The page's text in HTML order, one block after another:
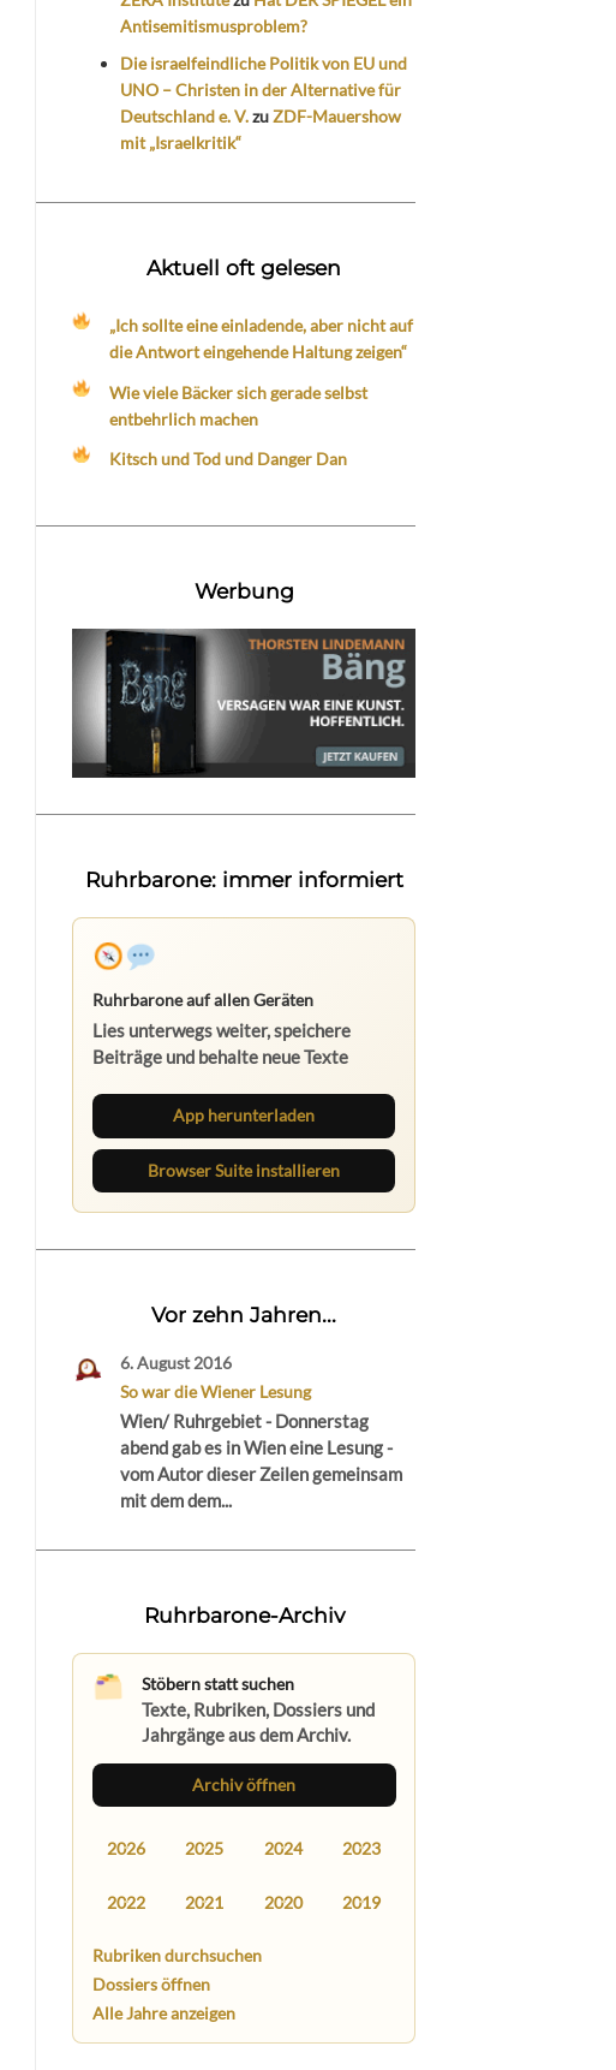
Antisemitismusproblem?
Die israelfeindliche Politik von EU und
UNO – Christen in der Alternative für
Deutschland e. V.zuZDF-Mauershow
mit „Israelkritik“
Aktuell oft gelesen
„Ich sollte eine einladende, aber nicht auf
die Antwort eingehende Haltung zeigen“
Wie viele Bäcker sich gerade selbst
entbehrlich machen
Kitsch und Tod und Danger Dan
Werbung
Ruhrbarone: immer informiert
Ruhrbarone auf allen Geräten
Lies unterwegs weiter, speichere
Beiträge und behalte neue Texte
App herunterladen
Browser Suite installieren
Vor zehn Jahren...
6. August 2016
So war die Wiener Lesung
Wien/ Ruhrgebiet - Donnerstag
abend gab es in Wien eine Lesung -
vom Autor dieser Zeilen gemeinsam
mit dem dem...
Ruhrbarone-Archiv
Stöbern statt suchen
Texte, Rubriken, Dossiers und
Jahrgänge aus dem Archiv.
Archiv öffnen
2026 2025 2024 2023
2022 2021 2020 2019
Rubriken durchsuchen
Dossiers öffnen
Alle Jahre anzeigen